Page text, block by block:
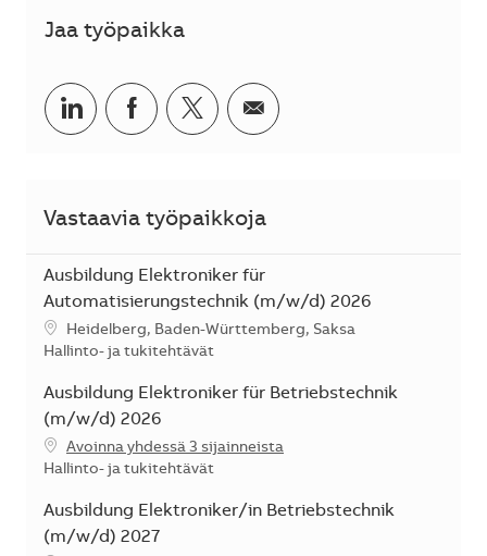
Jaa työpaikka
Jaa LinkedInissä
Jaa Facebookissa
Jaa Twitterissä
Jaa sähköpostilla
Vastaavia työpaikkoja
Ausbildung Elektroniker für
Automatisierungstechnik (m/w/d) 2026
SijaintiHeidelberg, Baden-Württemberg, Saksa
Kategoria
Hallinto- ja tukitehtävät
Ausbildung Elektroniker für Betriebstechnik
(m/w/d) 2026
Avoinna yhdessä 3 sijainneista
Kategoria
Hallinto- ja tukitehtävät
Ausbildung Elektroniker/in Betriebstechnik
(m/w/d) 2027